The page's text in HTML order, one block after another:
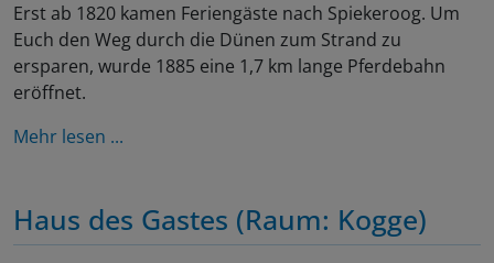
Erst ab 1820 kamen Feriengäste nach Spiekeroog. Um
Euch den Weg durch die Dünen zum Strand zu
ersparen, wurde 1885 eine 1,7 km lange Pferdebahn
eröffnet.
Mehr lesen ...
Haus des Gastes (Raum: Kogge)